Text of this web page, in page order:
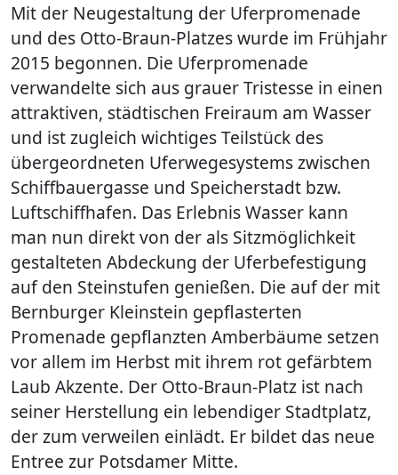
Mit der Neugestaltung der Uferpromenade
und des Otto-Braun-Platzes wurde im Frühjahr
2015 begonnen. Die Uferpromenade
verwandelte sich aus grauer Tristesse in einen
attraktiven, städtischen Freiraum am Wasser
und ist zugleich wichtiges Teilstück des
übergeordneten Uferwegesystems zwischen
Schiffbauergasse und Speicherstadt bzw.
Luftschiffhafen. Das Erlebnis Wasser kann
man nun direkt von der als Sitzmöglichkeit
gestalteten Abdeckung der Uferbefestigung
auf den Steinstufen genießen. Die auf der mit
Bernburger Kleinstein gepflasterten
Promenade gepflanzten Amberbäume setzen
vor allem im Herbst mit ihrem rot gefärbtem
Laub Akzente. Der Otto-Braun-Platz ist nach
seiner Herstellung ein lebendiger Stadtplatz,
der zum verweilen einlädt. Er bildet das neue
Entree zur Potsdamer Mitte.